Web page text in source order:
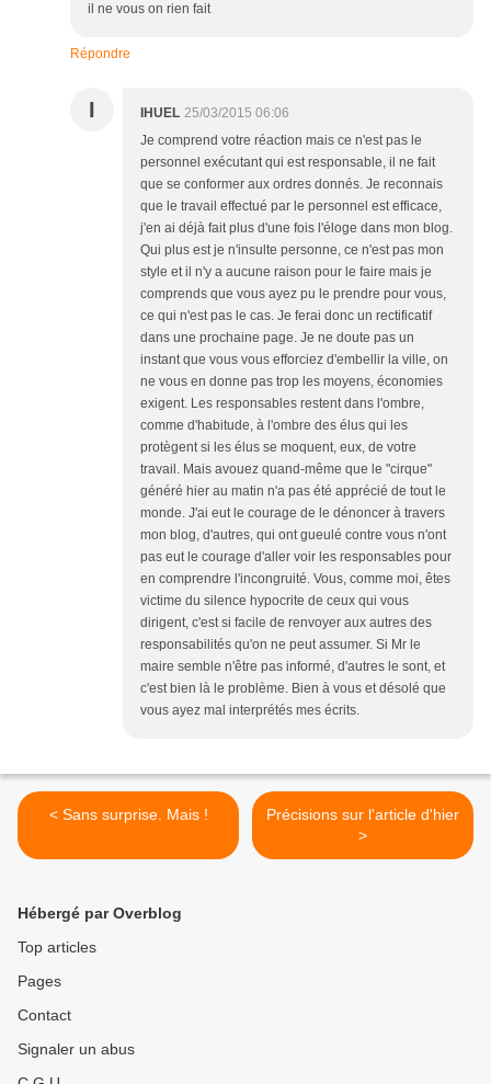
il ne vous on rien fait
Répondre
I IHUEL 25/03/2015 06:06
Je comprend votre réaction mais ce n'est pas le
personnel exécutant qui est responsable, il ne fait
que se conformer aux ordres donnés. Je reconnais
que le travail effectué par le personnel est efficace,
j'en ai déjà fait plus d'une fois l'éloge dans mon blog.
Qui plus est je n'insulte personne, ce n'est pas mon
style et il n'y a aucune raison pour le faire mais je
comprends que vous ayez pu le prendre pour vous,
ce qui n'est pas le cas. Je ferai donc un rectificatif
dans une prochaine page. Je ne doute pas un
instant que vous vous efforciez d'embellir la ville, on
ne vous en donne pas trop les moyens, économies
exigent. Les responsables restent dans l'ombre,
comme d'habitude, à l'ombre des élus qui les
protègent si les élus se moquent, eux, de votre
travail. Mais avouez quand-même que le "cirque"
généré hier au matin n'a pas été apprécié de tout le
monde. J'ai eut le courage de le dénoncer à travers
mon blog, d'autres, qui ont gueulé contre vous n'ont
pas eut le courage d'aller voir les responsables pour
en comprendre l'incongruité. Vous, comme moi, êtes
victime du silence hypocrite de ceux qui vous
dirigent, c'est si facile de renvoyer aux autres des
responsabilités qu'on ne peut assumer. Si Mr le
maire semble n'être pas informé, d'autres le sont, et
c'est bien là le problème. Bien à vous et désolé que
vous ayez mal interprétés mes écrits.
< Sans surprise. Mais !
Précisions sur l'article d'hier
>
Hébergé par Overblog
Top articles
Pages
Contact
Signaler un abus